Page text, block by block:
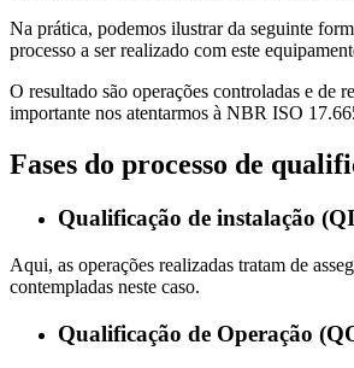
Na prática, podemos ilustrar da seguinte
processo a ser realizado com este
O resultado são operações controladas e de
importante nos atentarmos à NBR ISO
Fases do processo de
Qualificação de instalação
Aqui, as operações realizadas tratam de
contempladas neste caso.
Qualificação de Operação